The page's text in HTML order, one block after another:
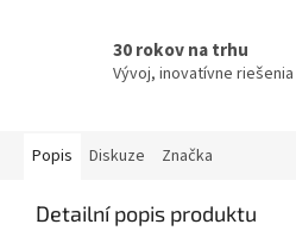
30 rokov na trhu
Vývoj, inovatívne
Popis Diskuze Značka
Detailní popis produktu